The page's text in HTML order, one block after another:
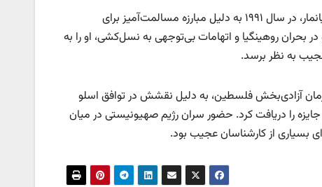
آنگ سان سو چی (برنده ۱۹۹۱): آنگ سان سو چی، رهبر جنبش دموکراسی در میانمار، در سال ۱۹۹۱ به دلیل مبارزه مسالمت‌آمیز برای
بحران روهینگیا و اتهامات بی‌توجهی به نسل‌کشی، او را به
به نظر برسد.
یاسر عرفات (برنده ۱۹۹۴): عرفات، رهبر سازمان آزادی‌بخش فلسطین، به دلیل نقشش در توافق اسلو
را دریافت کرد. حضور سران رژیم صهیونیستی در میان
بسیاری از کارشناسان عجیب بود.